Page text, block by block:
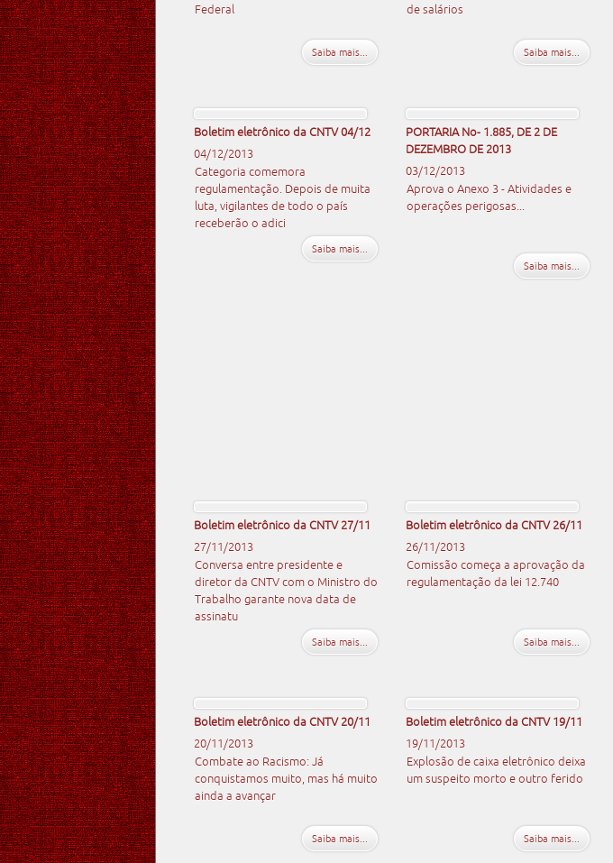
Federal
Saiba mais...
de salários
Saiba mais...
Boletim eletrônico da CNTV 04/12
04/12/2013
Categoria comemora
regulamentação. Depois de muita
luta, vigilantes de todo o país
receberão o adici
Saiba mais...
PORTARIA No- 1.885, DE 2 DE
DEZEMBRO DE 2013
03/12/2013
Aprova o Anexo 3 - Atividades e
operações perigosas...
Saiba mais...
Boletim eletrônico da CNTV 27/11
27/11/2013
Conversa entre presidente e
diretor da CNTV com o Ministro do
Trabalho garante nova data de
assinatu
Saiba mais...
Boletim eletrônico da CNTV 26/11
26/11/2013
Comissão começa a aprovação da
regulamentação da lei 12.740
Saiba mais...
Boletim eletrônico da CNTV 20/11
20/11/2013
Combate ao Racismo: Já
conquistamos muito, mas há muito
ainda a avançar
Saiba mais...
Boletim eletrônico da CNTV 19/11
19/11/2013
Explosão de caixa eletrônico deixa
um suspeito morto e outro ferido
Saiba mais...